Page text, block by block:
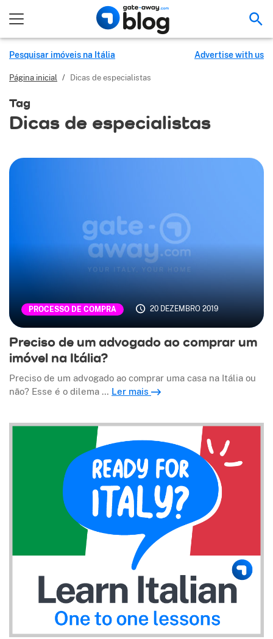
Pesquisar imóveis na Itália Advertise with us
Página inicial / Dicas de especialistas
Tag
Dicas de especialistas
PROCESSO DE COMPRA 20 DEZEMBRO 2019
Preciso de um advogado ao comprar um
imóvel na Itália?
Preciso de um advogado ao comprar uma casa na Itália ou
não? Esse é o dilema … Ler mais